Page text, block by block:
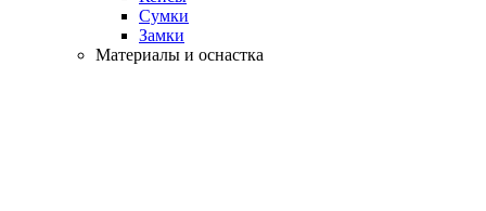
Сумки
Замки
Материалы и оснастка